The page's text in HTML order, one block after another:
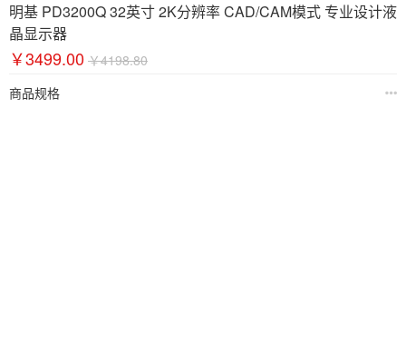
明基 PD3200Q 32英寸 2K分辨率 CAD/CAM模式 专业设计液
晶显示器
￥3499.00 ￥4198.80
商品规格